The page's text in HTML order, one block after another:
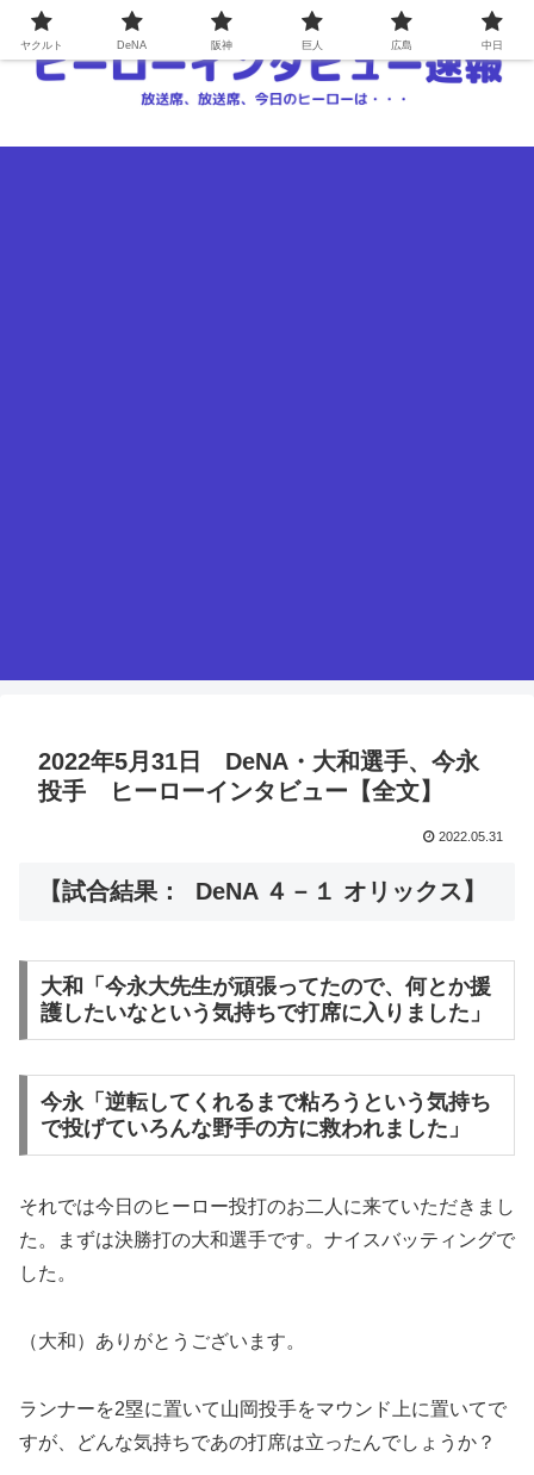
2022年5月31日 DeNA・大和選手、今永
投手 ヒーローインタビュー【全文】
2022.05.31
【試合結果： DeNA ４－１ オリックス】
大和「今永大先生が頑張ってたので、何とか援
護したいなという気持ちで打席に入りました」
今永「逆転してくれるまで粘ろうという気持ち
で投げていろんな野手の方に救われました」
それでは今日のヒーロー投打のお二人に来ていただきまし
た。まずは決勝打の大和選手です。ナイスバッティングで
した。
（大和）ありがとうございます。
ランナーを2塁に置いて山岡投手をマウンド上に置いてで
すが、どんな気持ちであの打席は立ったんでしょうか？
ヤクルト DeNA 阪神 巨人 広島 中日